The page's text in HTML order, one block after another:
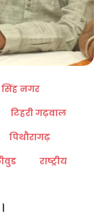
नगर
टिहरी गढ़वाल
पिथौरागढ़
राष्ट्रीय